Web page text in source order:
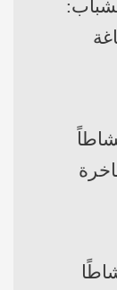
استقبال 394 باخرة